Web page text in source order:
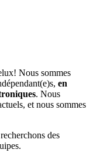
Nous sommes
en
. Nous
et nous sommes
des